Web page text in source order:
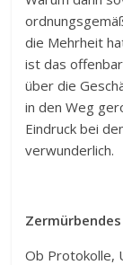
die Mehrheit
ist das
über die
in den Weg
Eindruck bei
verwunderlich.
Ob Protokolle,